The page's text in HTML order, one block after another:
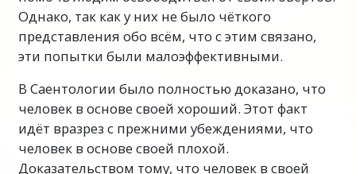
Однако, так как у них не было чёткого
представления обо всём, что с этим связано,
эти попытки были малоэффективными.
В Саентологии было полностью доказано, что
человек в основе своей хороший. Этот факт
идёт вразрез с прежними убеждениями, что
человек в основе своей плохой.
Доказательством тому, что человек в своей